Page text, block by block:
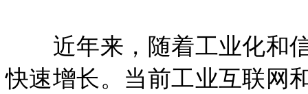
近年来，随着工业化和信
快速增长。当前工业互联网